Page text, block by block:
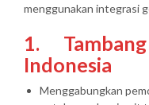
menggunakan integrasi
1.
Indonesia
Menggabungkan